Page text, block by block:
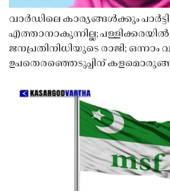
വാർഡിലെ കാര്യങ്ങൾക്കും
എത്താനാകുന്നില്ല; പള്ളിക്കരയിൽ
ജനപ്രതിനിധിയുടെ രാജി; ഒന്നാം
ഉപതെരഞ്ഞെടുപ്പിന്